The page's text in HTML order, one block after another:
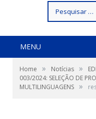
por:
MENU
Home » Notícias »
003/2024: SELEÇÃO DE
MULTILINGUAGENS »